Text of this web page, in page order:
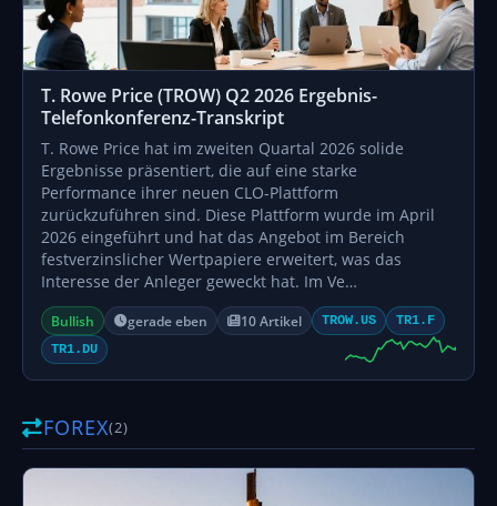
T. Rowe Price (TROW) Q2 2026 Ergebnis-
Telefonkonferenz-Transkript
T. Rowe Price hat im zweiten Quartal 2026 solide
Ergebnisse präsentiert, die auf eine starke
Performance ihrer neuen CLO-Plattform
zurückzuführen sind. Diese Plattform wurde im April
2026 eingeführt und hat das Angebot im Bereich
festverzinslicher Wertpapiere erweitert, was das
Interesse der Anleger geweckt hat. Im Ve…
Bullish gerade eben 10 Artikel TROW.US
TR1.F
TR1.DU
FOREX(2)